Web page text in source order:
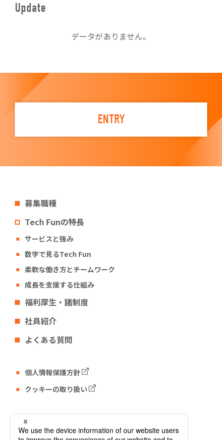
Update
データがありません。
ENTRY
募集職種
Tech Funの特長
サービスと強み
数字で見るTech Fun
柔軟な働き方とチームワーク
成長を支援する仕組み
福利厚生・諸制度
社員紹介
よくある質問
個人情報保護方針
クッキーの取り扱い
Tech Fun コーポレートサイト